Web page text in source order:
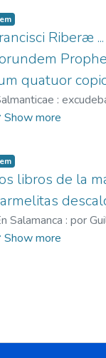
Riberæ
quatuor
:
Show more
libros de la
Salamanca : por
de Jesús,
Show more